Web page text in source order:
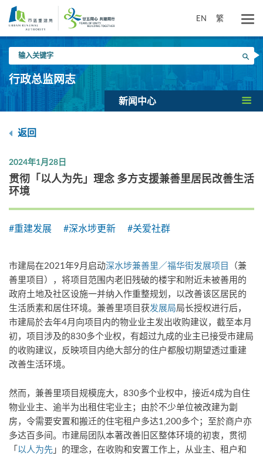
要
EN 繁
入
关
键
搜寻
行政总监网志
新闻中心
返回
2024年1月28日
贯彻「以人为先」理念 多方支援兼善里居民改善生活
环境
#重建发展 #深水埗更新 #关爱社群
市建局在2021年9月启动深水埗兼善里／福华街发展项目 （兼
善里项目），将项目范围内老旧残破的楼宇和附近未被善用的
政府土地及社区设施一并纳入作重整规划，以改善该区居民的
生活质素和居住环境。兼善里项目获发展局局长授权进行后，
市建局於去年4月向项目内的物业业主发出收购建议，截至本月
初，项目涉及的830多个业权，有超过九成的业主已接受市建局
的收购建议，反映项目内绝大部分的住户都殷切期望透过重建
改善生活环境。
然而，兼善里项目规模庞大，830多个业权中，接近4成为自住
物业业主、逾半为出租住宅业主；由於不少单位被改建为劏
房，令需要安置和搬迁的住宅租户多达1,200多个；至於商户亦
多达百多间。市建局团队本著改善旧区整体环境的初衷，贯彻
「以人为先 」的理念，在收购和安置工作上，从业主、租户和